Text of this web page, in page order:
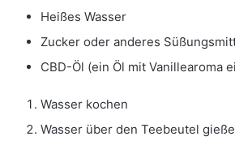
Heißes Wasser
Zucker oder anderes
CBD-Öl (ein Öl mit Vanillearoma
Wasser kochen
Wasser über den Teebeutel